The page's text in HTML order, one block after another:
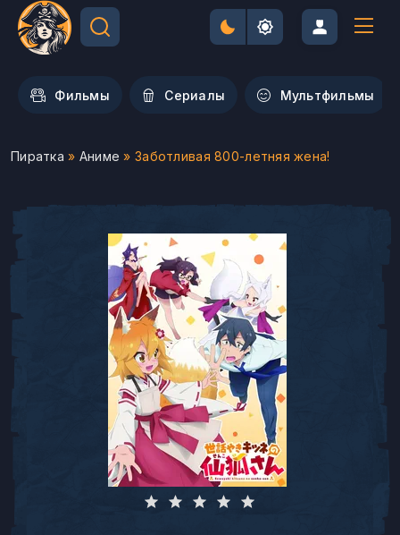
Фильмы Сериалы Мультфильмы
Пиратка » Аниме » Заботливая 800-летняя жена!